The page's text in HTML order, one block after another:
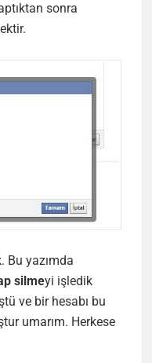
sonra
Bu yazımda
silmeyi işledik
ve bir hesabı bu
umarım. Herkese